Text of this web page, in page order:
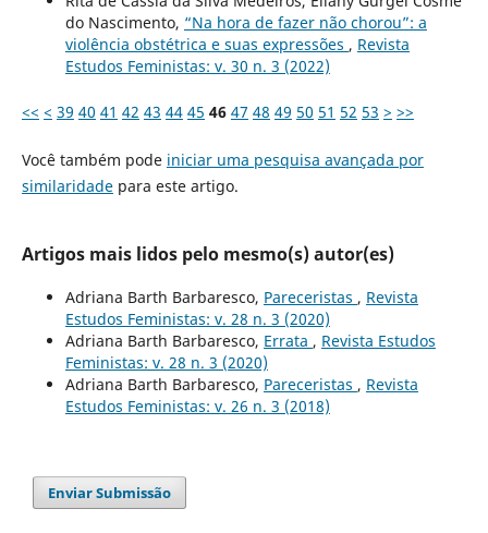
do Nascimento, “Na hora de fazer não chorou”: a
violência obstétrica e suas expressões , Revista
Estudos Feministas: v. 30 n. 3 (2022)
<< < 39 40 41 42 43 44 45 46 47 48 49 50 51 52 53 > >>
Você também pode iniciar uma pesquisa avançada por
similaridadepara este artigo.
Artigos mais lidos pelo mesmo(s) autor(es)
Adriana Barth Barbaresco, Pareceristas , Revista
Estudos Feministas: v. 28 n. 3 (2020)
Adriana Barth Barbaresco, Errata , Revista Estudos
Feministas: v. 28 n. 3 (2020)
Adriana Barth Barbaresco, Pareceristas , Revista
Estudos Feministas: v. 26 n. 3 (2018)
Enviar Submissão